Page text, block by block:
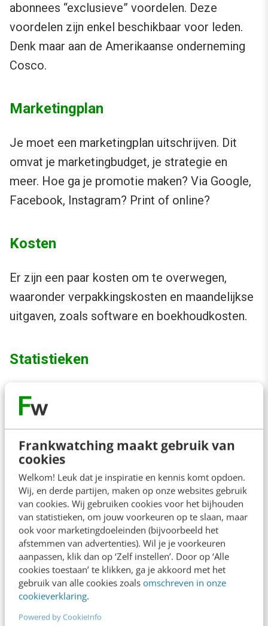
Frankwatching maakt gebruik van
cookies
Welkom! Leuk dat je inspiratie en kennis komt opdoen.
Wij, en derde partijen, maken op onze websites gebruik
van cookies. Wij gebruiken cookies voor het bijhouden
van statistieken, om jouw voorkeuren op te slaan, maar
ook voor marketingdoeleinden (bijvoorbeeld het
afstemmen van advertenties). Wil je je voorkeuren
aanpassen, klik dan op ‘Zelf instellen’. Door op ‘Alle
cookies toestaan’ te klikken, ga je akkoord met het
gebruik van alle cookies zoals omschreven in onze
cookieverklaring.
Powered by CookieInfo
abonnees “exclusieve” voordelen. Deze
voordelen zijn enkel beschikbaar voor leden.
Denk maar aan de Amerikaanse onderneming
Cosco.
Marketingplan
Je moet een marketingplan uitschrijven. Dit
omvat je marketingbudget, je strategie en
meer. Hoe ga je promotie maken? Via Google,
Facebook, Instagram? Print of online?
Kosten
Er zijn een paar kosten om te overwegen,
waaronder verpakkingskosten en maandelijkse
uitgaven, zoals software en boekhoudkosten.
Statistieken
Je moet ten minste de volgende 4 statistieken
bijhouden:
Churn rate (CR):CR geeft weer hoeveel
klanten je gemiddeld elke maand verliest.
Gemiddelde omzet per gebruiker
(ARPU):ARPU (Average Revenue Per User
geeft aan hoeveel omzet je gemiddeld per
klant genereert.
Levenslange waarde (LTV):LTV geeft
weer hoeveel je verdient aan de
gemiddelde klant gedurende de levensduur
van hun lidmaatschap.